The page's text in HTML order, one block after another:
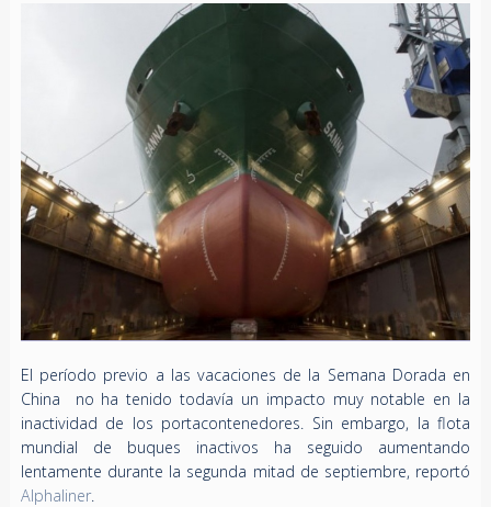
El período previo a las vacaciones de la Semana Dorada en
China no ha tenido todavía un impacto muy notable en la
inactividad de los portacontenedores. Sin embargo, la flota
mundial de buques inactivos ha seguido aumentando
lentamente durante la segunda mitad de septiembre, reportó
Alphaliner.